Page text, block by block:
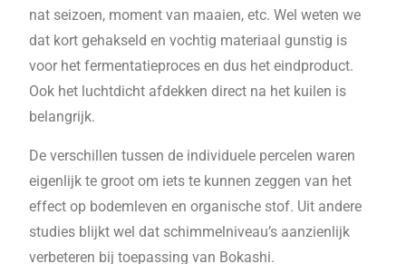
nat seizoen, moment van maaien, etc. Wel weten we
dat kort gehakseld en vochtig materiaal gunstig is
voor het fermentatieproces en dus het eindproduct.
Ook het luchtdicht afdekken direct na het kuilen is
belangrijk.
De verschillen tussen de individuele percelen waren
eigenlijk te groot om iets te kunnen zeggen van het
effect op bodemleven en organische stof. Uit andere
studies blijkt wel dat schimmelniveau’s aanzienlijk
verbeteren bij toepassing van Bokashi.